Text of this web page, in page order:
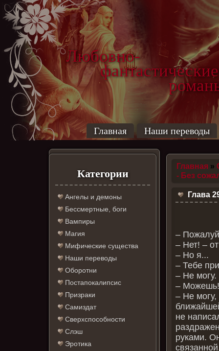
Любовно-
фантастические
Главная Наши переводы
Категории
Ангелы и демоны
Бессмертные, боги
Вампиры
Магия
Мифические существа
Наши переводы
Оборотни
Постапокалипсис
Призраки
Самиздат
Сверхспособности
Слэш
Эротика
Главная »
- Без
Глава
–
– Нет! –
– Но я...
– Тебе
– Не могу.
–
– Не
не
руками.